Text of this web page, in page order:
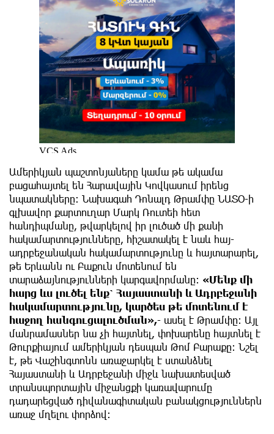
Ամերիկյան պաշտոնյաները կամա թե ակամա
բացահայտել են Հարավային Կովկասում իրենց
նպատակները։ Նախագահ Դոնալդ Թրամփը ՆԱՏՕ-ի
գլխավոր քարտուղար Մարկ Ռուտեի հետ
հանդիպմանը, թվարկելով իր լուծած մի քանի
հակամարտությունները, հիշատակել է նաև հայ-
ադրբեջանական հակամարտությունը և հայտարարել,
թե Երևանն ու Բաքուն մոտենում են
տարաձայնությունների կարգավորմանը։ «Մենք մի
հարց ևս լուծել ենք՝ Հայաստանի և Ադրբեջանի
հակամարտությունը, կարծես թե մոտենում է
հաջող հանգուցալուծման»,- ասել է Թրամփը։ Այլ
մանրամասներ նա չի հայտնել, փոխարենը հայտնել է
Թուրքիայում ամերիկյան դեսպան Թոմ Բարաքը։ Նշել
է, թե Վաշինգտոնն առաջարկել է ստանձնել
Հայաստանի և Ադրբեջանի միջև նախատեսված
տրանսպորտային միջանցքի կառավարումը
դադարեցված դիվանագիտական բանակցություններն
առաջ մղելու փորձով։